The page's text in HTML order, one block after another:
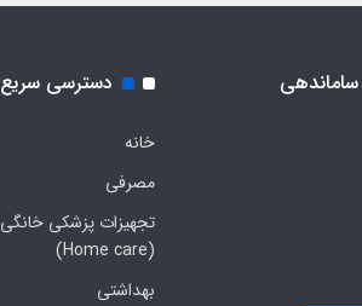
ساماندهی دسترسی سریع
خانه
مصرفی
تجهیزات پزشکی خانگی
(Home care)
بهداشتی